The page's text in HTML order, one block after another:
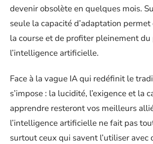
devenir obsolète en quelques mois.
seule la capacité d’adaptation
la course et de profiter pleinement
l’intelligence artificielle.
Face à la vague IA qui redéfinit le
s’impose : la lucidité, l’exigence et la
apprendre resteront vos meilleurs
l’intelligence artificielle ne fait pas
surtout ceux qui savent l’utiliser avec